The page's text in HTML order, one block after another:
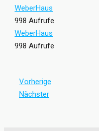
WeberHaus
998 Aufrufe
WeberHaus
998 Aufrufe
Vorherige
Nächster